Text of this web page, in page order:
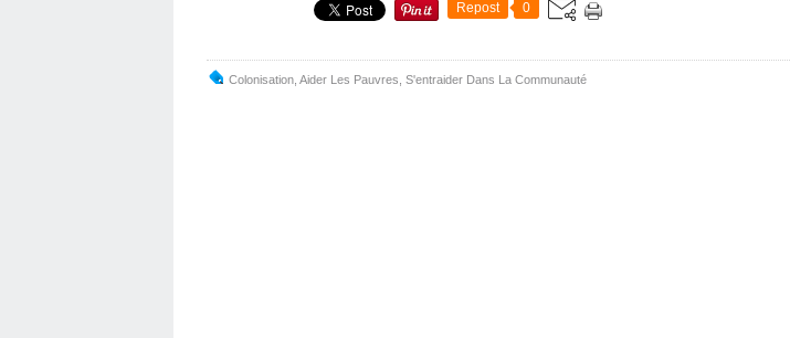
Repost 0
Colonisation Aider Les Pauvres S'entraider Dans La Communauté